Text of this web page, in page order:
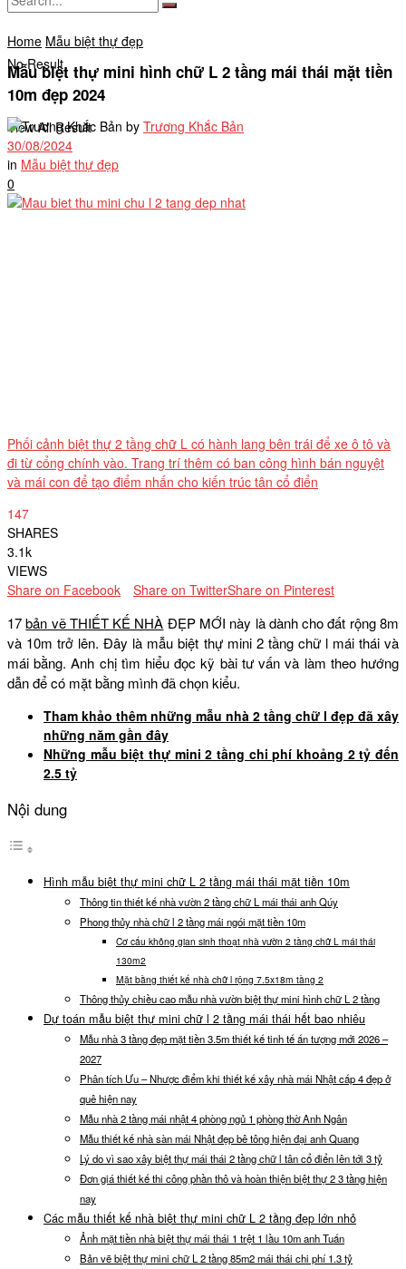
No Result
View All Result
Home Mẫu biệt thự đẹp
Mẫu biệt thự mini hình chữ L 2 tầng mái thái mặt tiền
10m đẹp 2024
by Trương Khắc Bản
30/08/2024
in Mẫu biệt thự đẹp
0
Phối cảnh biệt thự 2 tầng chữ L có hành lang bên trái để xe ô tô và
đi từ cổng chính vào. Trang trí thêm có ban công hình bán nguyệt
và mái con để tạo điểm nhấn cho kiến trúc tân cổ điển
147
SHARES
3.1k
VIEWS
Share on Facebook
Share on TwitterShare on Pinterest
17bản vẽ THIẾT KẾ NHÀ ĐẸP MỚI này là dành cho đất rộng 8m
và 10m trở lên. Đây là mẫu biệt thự mini 2 tầng chữ l mái thái và
mái bằng. Anh chị tìm hiểu đọc kỹ bài tư vấn và làm theo hướng
dẫn để có mặt bằng mình đã chọn kiểu.
Tham khảo thêm những mẫu nhà 2 tầng chữ l đẹp đã xây
những năm gần đây
Những mẫu biệt thự mini 2 tầng chi phí khoảng 2 tỷ đến
2.5 tỷ
Nội dung
Hình mẫu biệt thự mini chữ L 2 tầng mái thái mặt tiền 10m
Thông tin thiết kế nhà vườn 2 tầng chữ L mái thái anh Qúy
Phong thủy nhà chữ l 2 tầng mái ngói mặt tiền 10m
Cơ cấu không gian sinh thoạt nhà vườn 2 tầng chữ L mái thái
130m2
Mặt bằng thiết kế nhà chữ l rộng 7.5x18m tầng 2
Thông thủy chiều cao mẫu nhà vườn biệt thự mini hình chữ L 2 tầng
Dự toán mẫu biệt thự mini chữ l 2 tầng mái thái hết bao nhiêu
Mẫu nhà 3 tầng đẹp mặt tiền 3.5m thiết kế tinh tế ấn tượng mới 2026 –
2027
Phân tích Ưu – Nhược điểm khi thiết kế xây nhà mái Nhật cấp 4 đẹp ở
quê hiện nay
Mẫu nhà 2 tầng mái nhật 4 phòng ngủ 1 phòng thờ Anh Ngân
Mẫu thiết kế nhà sàn mái Nhật đẹp bê tông hiện đại anh Quang
Lý do vì sao xây biệt thự mái thái 2 tầng chữ l tân cổ điển lên tới 3 tỷ
Đơn giá thiết kế thi công phần thô và hoàn thiện biệt thự 2 3 tầng hiện
nay
Các mẫu thiết kế nhà biệt thự mini chữ L 2 tầng đẹp lớn nhỏ
Ảnh mặt tiền nhà biệt thự mái thái 1 trệt 1 lầu 10m anh Tuấn
Bản vẽ biệt thự mini chữ L 2 tầng 85m2 mái thái chi phí 1.3 tỷ